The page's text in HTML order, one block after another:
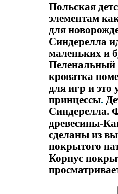
Польская
элементам
для
Синдерелла
маленьких и
Пеленальный
кроватка
для игр и это
принцессы.
Синдерелла.
древесины-
сделаны из
покрытого
Корпус